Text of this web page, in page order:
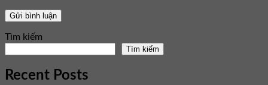
Tìm kiếm
Tìm kiếm
Recent Posts